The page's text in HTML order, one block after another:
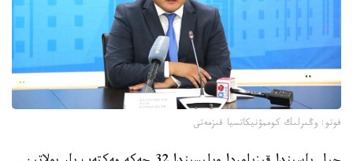
فوتو: وڭىرلىك كوممۋنيكاتسيا قىزمەتى